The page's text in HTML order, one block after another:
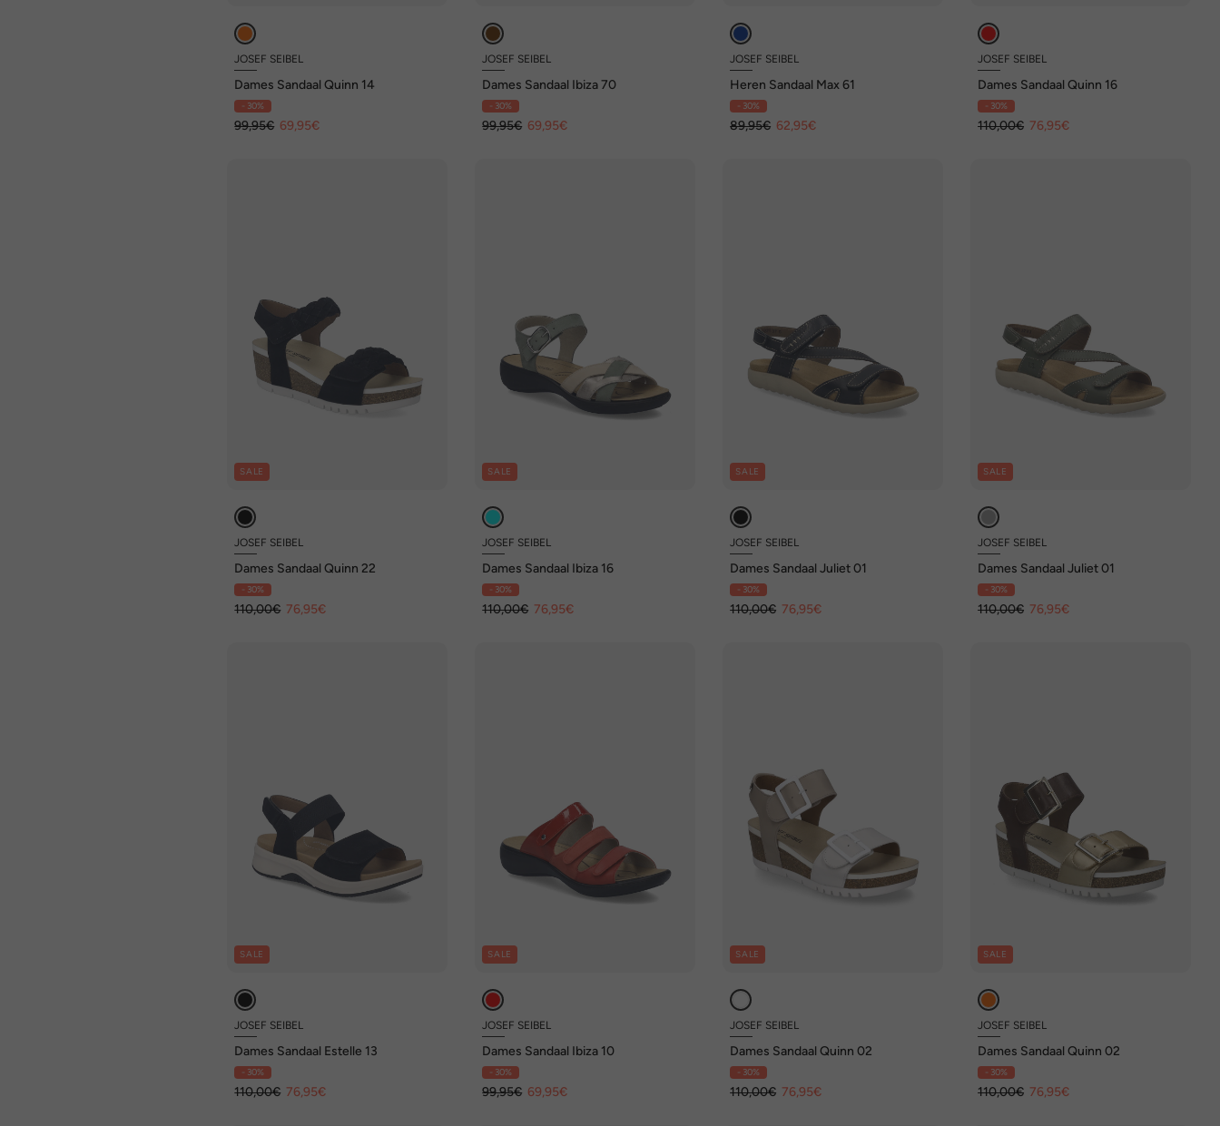
JOSEF SEIBEL
Dames Sandaal Quinn 14
- 30%
99,95€ 69,95€
JOSEF SEIBEL
Dames Sandaal Ibiza 70
- 30%
99,95€ 69,95€
JOSEF SEIBEL
Heren Sandaal Max 61
- 30%
89,95€ 62,95€
JOSEF SEIBEL
Dames Sandaal Quinn 16
- 30%
110,00€ 76,95€
SALE
JOSEF SEIBEL
Dames Sandaal Quinn 22
- 30%
110,00€ 76,95€
SALE
JOSEF SEIBEL
Dames Sandaal Ibiza 16
- 30%
110,00€ 76,95€
SALE
JOSEF SEIBEL
Dames Sandaal Juliet 01
- 30%
110,00€ 76,95€
SALE
JOSEF SEIBEL
Dames Sandaal Juliet 01
- 30%
110,00€ 76,95€
SALE
JOSEF SEIBEL
Dames Sandaal Estelle 13
- 30%
110,00€ 76,95€
SALE
JOSEF SEIBEL
Dames Sandaal Ibiza 10
- 30%
99,95€ 69,95€
SALE
JOSEF SEIBEL
Dames Sandaal Quinn 02
- 30%
110,00€ 76,95€
SALE
JOSEF SEIBEL
Dames Sandaal Quinn 02
- 30%
110,00€ 76,95€